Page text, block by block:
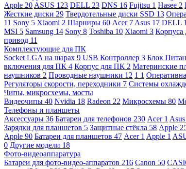
Apple 20 ASUS 123 DELL 23 DNS 16 Fujitsu 1 Hasee 2
Жесткие диски 29 Твердотельные диски SSD 13
11 Sony 5 Xiaomi 2 Шарниры 60 Acer 7 Asus 17 DELL 1
MSI 5 Samsung 14 Sony 8 Toshiba 10 Xiaomi 3 Корпуса
привод 11
Комплектующие для ПК
Socket LGA на шарах 9 USB Контроллер 3 Блок
включения для ПК 4 Корпус для ПК 2 Материнские
наушников 2 Проводные наушники 12 1 1
Регуляторы скорости, переходники 7 Системы
Чипы, микросхемы, мосты
Видеочипы 40 Nvidia 18 Radeon 22 Микросхемы 80
Телефоны и планшеты
Аксессуары 36 Батареи для телефонов 230 Acer 1 Asus
Зарядки для планшетов 5 Защитные стёкла 58 Apple
Apple 90 Батареи для планшетов 47 Acer 1 Apple 1
0 Другие модели 18
Фото-видеоаппаратура
Батареи для фото-видео-аппаратов 216 Canon 50